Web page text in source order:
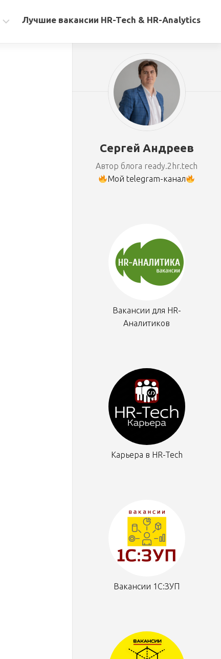
Лучшие вакансии HR-Tech & HR-Analytics
Сергей Андреев
Автор блога ready.2hr.tech
Мой telegram-канал
Вакансии для HR-
Аналитиков
Карьера в HR-Tech
Вакансии 1С:ЗУП